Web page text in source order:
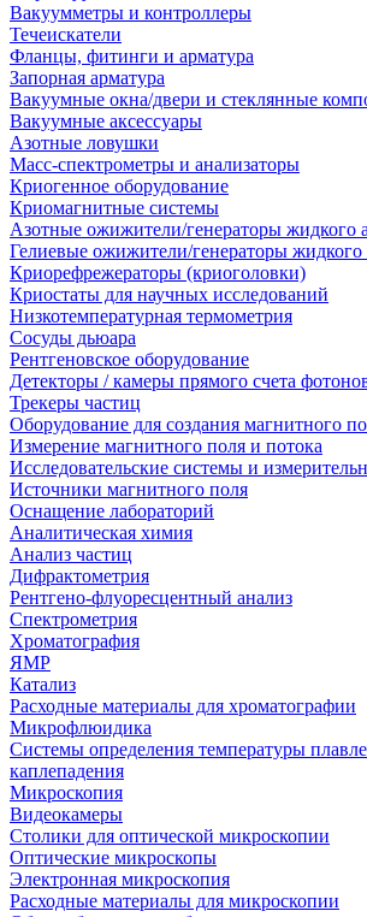
Вакуумметры и контроллеры
Течеискатели
Фланцы, фитинги и арматура
Запорная арматура
Вакуумные окна/двери и стеклянные
Вакуумные аксессуары
Азотные ловушки
Масс-спектрометры и анализаторы
Криогенное оборудование
Криомагнитные системы
Азотные ожижители/генераторы жидкого
Гелиевые ожижители/генераторы жидкого
Криорефрежераторы (криоголовки)
Криостаты для научных исследований
Низкотемпературная термометрия
Сосуды дьюара
Рентгеновское оборудование
Детекторы / камеры прямого счета
Трекеры частиц
Оборудование для создания магнитного
Измерение магнитного поля и потока
Исследовательские системы и
Источники магнитного поля
Оснащение лабораторий
Аналитическая химия
Анализ частиц
Дифрактометрия
Рентгено-флуоресцентный анализ
Спектрометрия
Хроматография
ЯМР
Катализ
Расходные материалы для хроматографии
Микрофлюидика
Системы определения температуры
каплепадения
Микроскопия
Видеокамеры
Столики для оптической микроскопии
Оптические микроскопы
Электронная микроскопия
Расходные материалы для микроскопии